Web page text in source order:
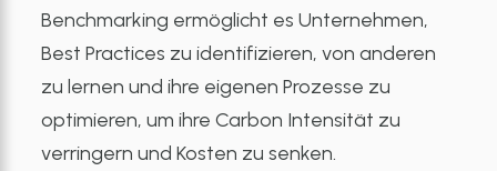
Benchmarking ermöglicht es Unternehmen,
Best Practices zu identifizieren, von anderen
zu lernen und ihre eigenen Prozesse zu
optimieren, um ihre Carbon Intensität zu
verringern und Kosten zu senken.